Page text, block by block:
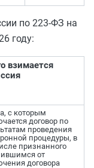
по 223-ФЗ на
году:
взимается
с которым
договор по
проведения
процедуры, в
признанного
от
договора